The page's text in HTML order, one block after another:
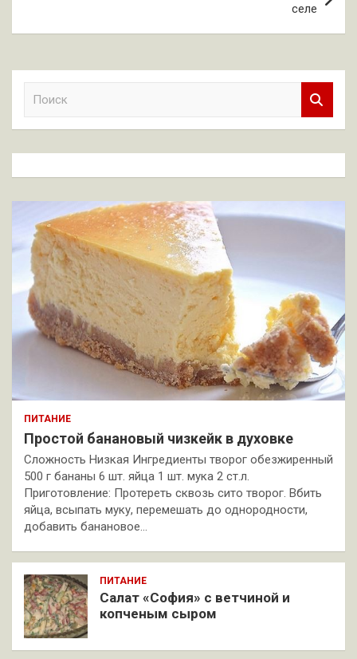
селе
к
ПИТАНИЕ
Простой банановый чизкейк в духовке
Сложность Низкая Ингредиенты творог обезжиренный
500 г бананы 6 шт. яйца 1 шт. мука 2 ст.л.
Приготовление: Протереть сквозь сито творог. Вбить
яйца, всыпать муку, перемешать до однородности,
добавить банановое…
ПИТАНИЕ
Салат «София» с ветчиной и
копченым сыром